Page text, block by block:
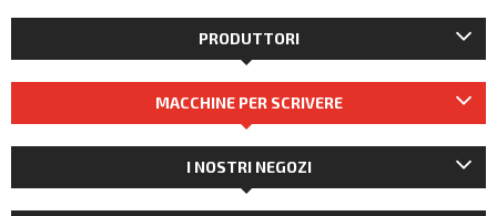
PRODUTTORI
MACCHINE PER SCRIVERE
I NOSTRI NEGOZI